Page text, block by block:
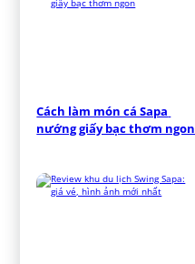
Cách làm món cá Sapa
nướng giấy bạc thơm ngon